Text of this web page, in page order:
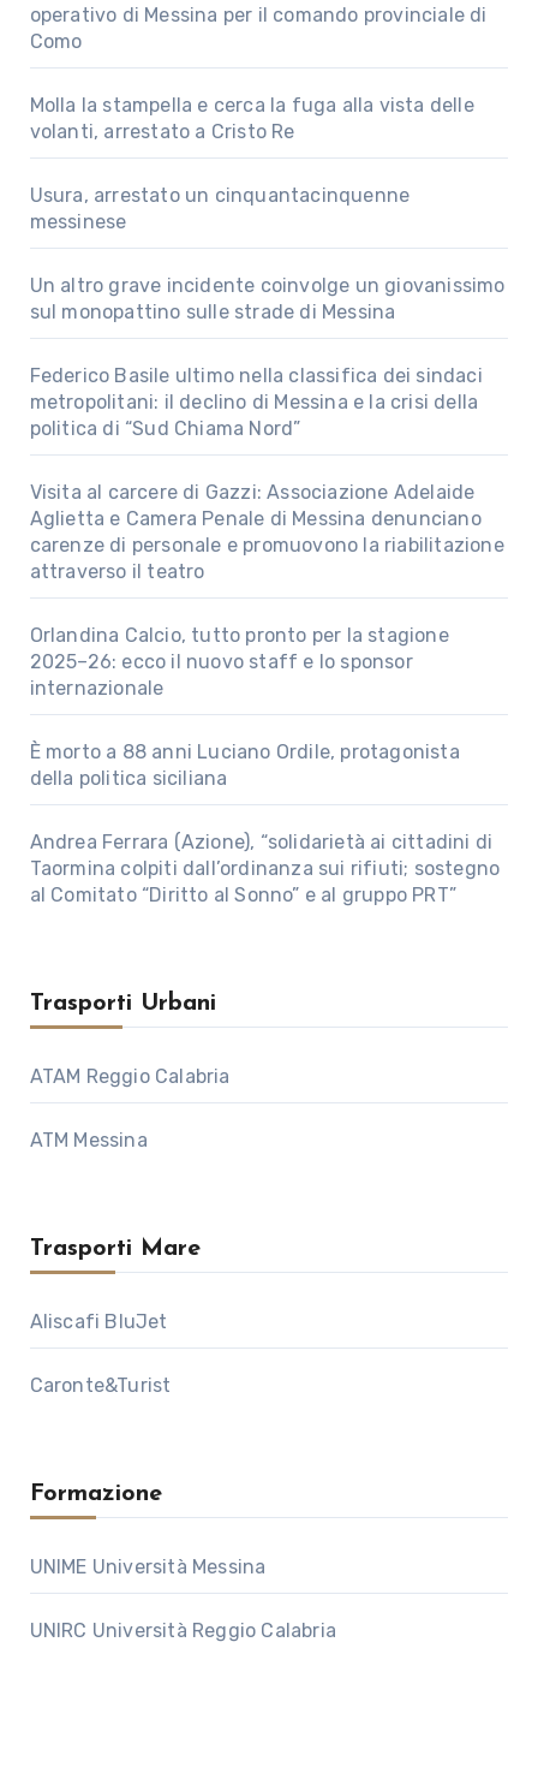
operativo di Messina per il comando provinciale di
Como
Molla la stampella e cerca la fuga alla vista delle
volanti, arrestato a Cristo Re
Usura, arrestato un cinquantacinquenne
messinese
Un altro grave incidente coinvolge un giovanissimo
sul monopattino sulle strade di Messina
Federico Basile ultimo nella classifica dei sindaci
metropolitani: il declino di Messina e la crisi della
politica di “Sud Chiama Nord”
Visita al carcere di Gazzi: Associazione Adelaide
Aglietta e Camera Penale di Messina denunciano
carenze di personale e promuovono la riabilitazione
attraverso il teatro
Orlandina Calcio, tutto pronto per la stagione
2025–26: ecco il nuovo staff e lo sponsor
internazionale
È morto a 88 anni Luciano Ordile, protagonista
della politica siciliana
Andrea Ferrara (Azione), “solidarietà ai cittadini di
Taormina colpiti dall’ordinanza sui rifiuti; sostegno
al Comitato “Diritto al Sonno” e al gruppo PRT”
Trasporti Urbani
ATAM Reggio Calabria
ATM Messina
Trasporti Mare
Aliscafi BluJet
Caronte&Turist
Formazione
UNIME Università Messina
UNIRC Università Reggio Calabria